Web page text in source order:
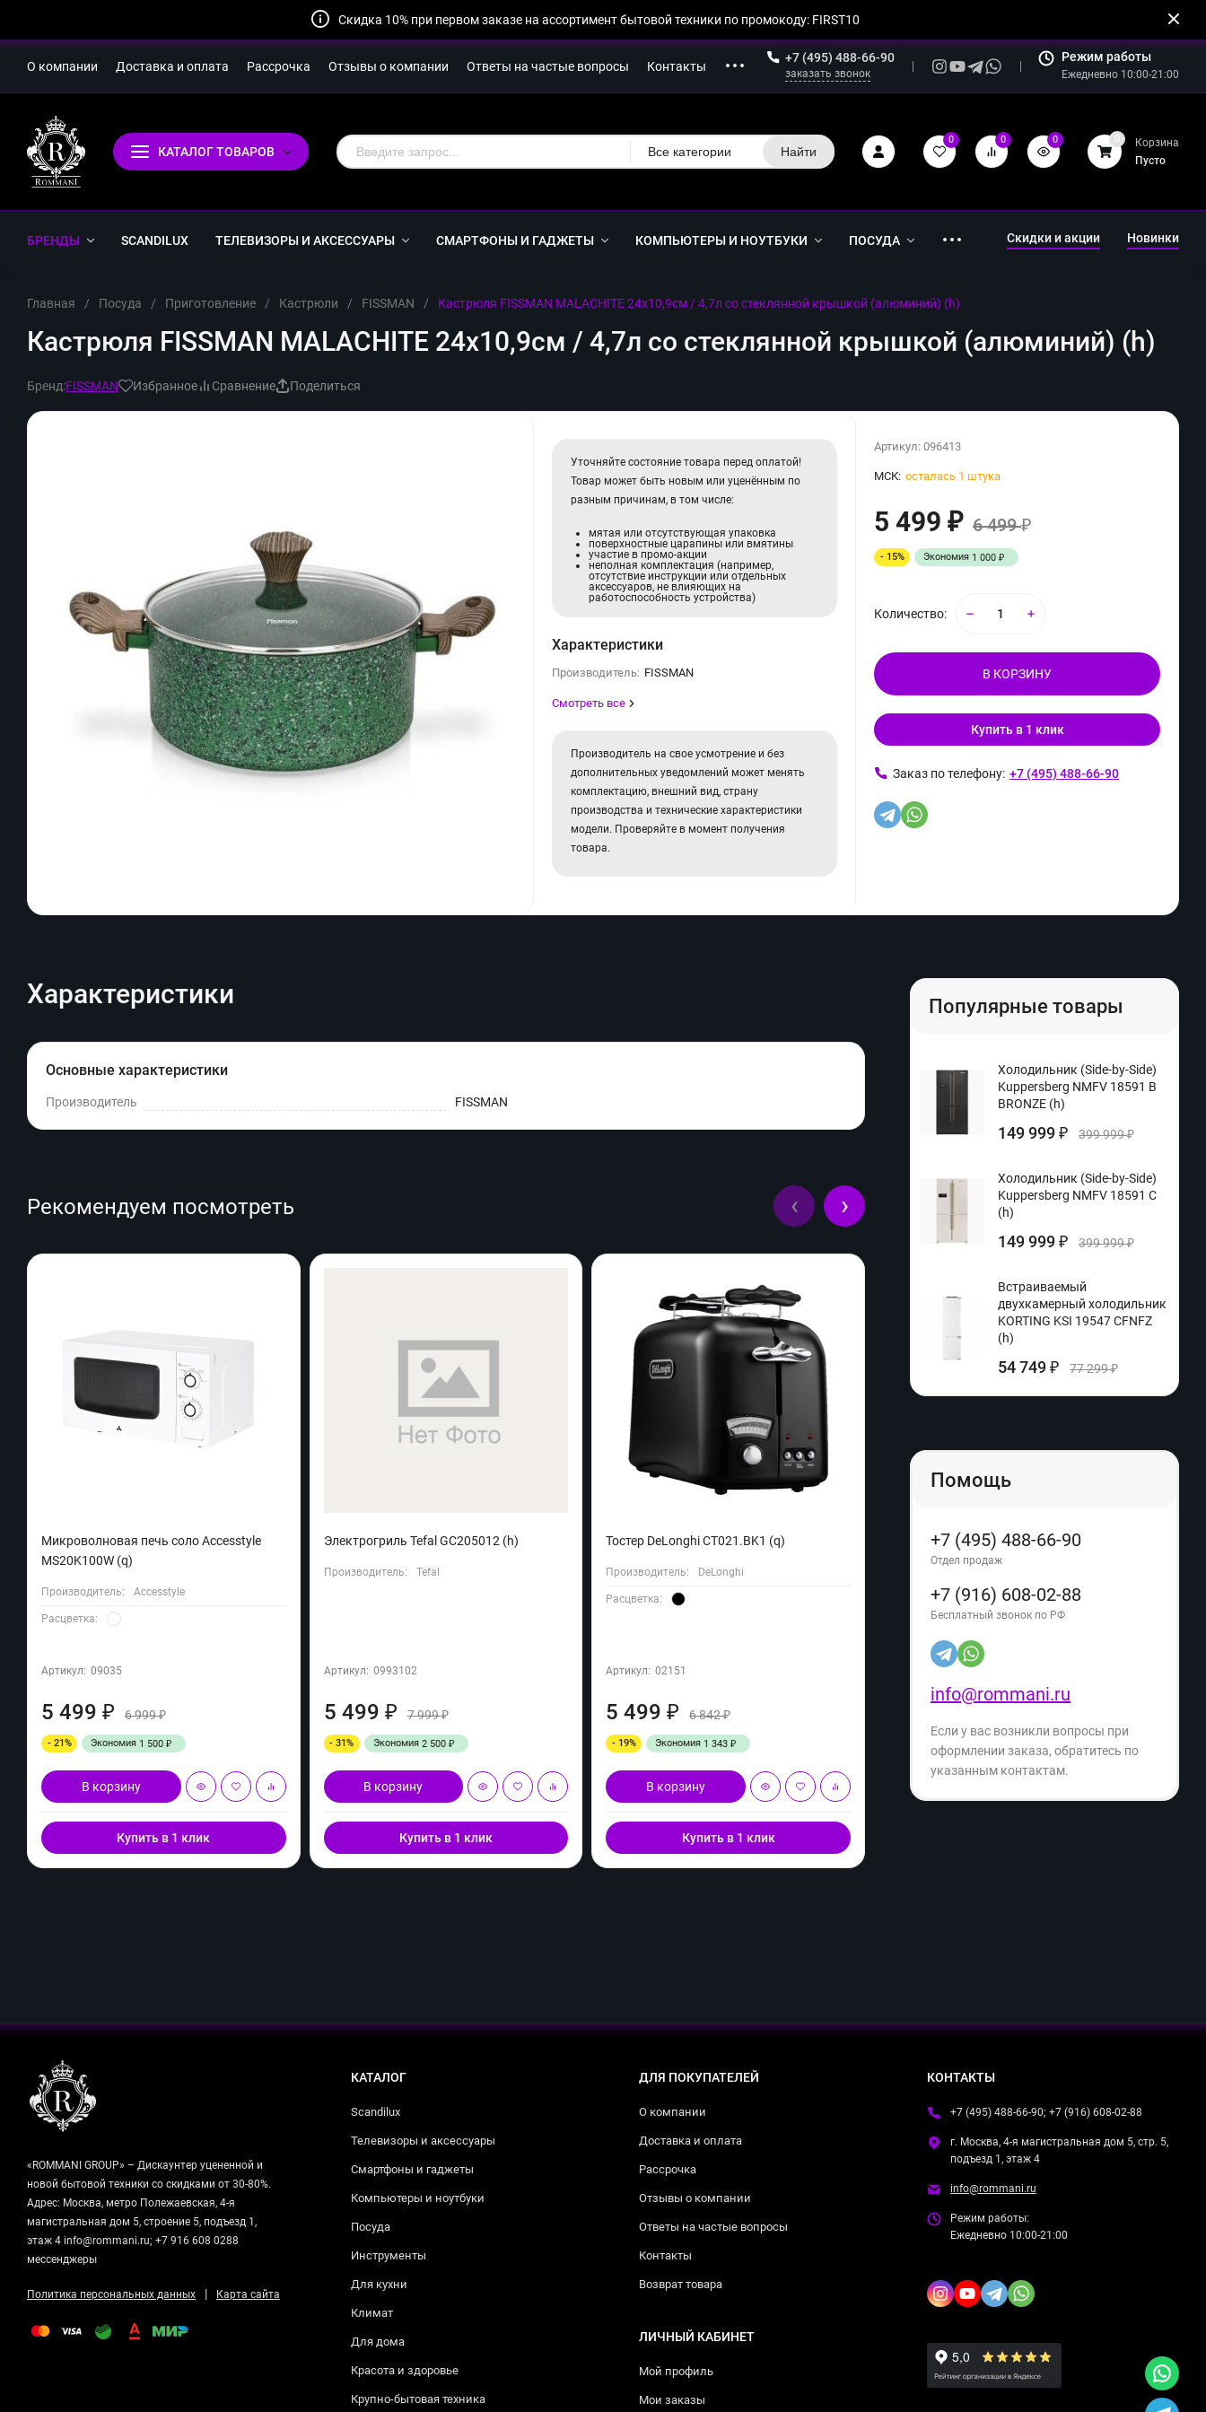
Скидка 10% при первом заказе на ассортимент бытовой техники по промокоду: FIRST10
О компании Доставка и оплата Рассрочка Отзывы о компании Ответы на частые вопросы Контакты
+7 (495) 488-66-90
заказать звонок
Режим работы
Ежедневно 10:00-21:00
КАТАЛОГ ТОВАРОВ Все категории Найти
0 0 0 0
Корзина
Пусто
БРЕНДЫ SCANDILUX ТЕЛЕВИЗОРЫ И АКСЕССУАРЫ СМАРТФОНЫ И ГАДЖЕТЫ КОМПЬЮТЕРЫ И НОУТБУКИ ПОСУДА Скидки и акции Новинки
Главная / Посуда / Приготовление / Кастрюли / FISSMAN / Кастрюля FISSMAN MALACHITE 24x10,9см / 4,7л со стеклянной крышкой (алюминий) (h)
Кастрюля FISSMAN MALACHITE 24x10,9см / 4,7л со стеклянной крышкой (алюминий) (h)
Бренд:FISSMAN Избранное Сравнение Поделиться
Уточняйте состояние товара перед оплатой!
Товар может быть новым или уценённым по
разным причинам, в том числе:
мятая или отсутствующая упаковка
поверхностные царапины или вмятины
участие в промо-акции
неполная комплектация (например,
отсутствие инструкции или отдельных
аксессуаров, не влияющих на
работоспособность устройства)
Характеристики
Производитель: FISSMAN
Смотреть все
Производитель на свое усмотрение и без
дополнительных уведомлений может менять
комплектацию, внешний вид, страну
производства и технические характеристики
модели. Проверяйте в момент получения
товара.
Артикул:096413
МСК: осталась 1 штука
5 499₽ 6 499₽
- 15% Экономия 1 000₽
Количество:
В КОРЗИНУ
Купить в 1 клик
Заказ по телефону: +7 (495) 488-66-90
Характеристики
Основные характеристики
Производитель FISSMAN
Рекомендуем посмотреть
Микроволновая печь соло Accesstyle
MS20K100W (q)
Производитель: Accesstyle
Расцветка:
Артикул: 09035
5 499 ₽ 6 999₽
- 21% Экономия 1 500 ₽
В корзину
Купить в 1 клик
Электрогриль Tefal GC205012 (h)
Производитель: Tefal
Артикул: 0993102
5 499 ₽ 7 999₽
- 31% Экономия 2 500 ₽
В корзину
Купить в 1 клик
Тостер DeLonghi CT021.BK1 (q)
Производитель: DeLonghi
Расцветка:
Артикул: 02151
5 499₽ 6 842₽
- 19% Экономия 1 343₽
В корзину
Купить в 1 клик
Термопот Brayer BR1093WH (q)
Расцветка:
00836
5 499
Экономия
‹ ›
Популярные товары
Холодильник (Side-by-Side)
Kuppersberg NMFV 18591 B
BRONZE (h)
149 999₽ 399 999₽
Холодильник (Side-by-Side)
Kuppersberg NMFV 18591 C
(h)
149 999₽ 399 999₽
Встраиваемый
двухкамерный холодильник
KORTING KSI 19547 CFNFZ
(h)
54 749₽ 77 299₽
Помощь
+7 (495) 488-66-90
Отдел продаж
+7 (916) 608-02-88
Бесплатный звонок по РФ
info@rommani.ru
Если у вас возникли вопросы при
оформлении заказа, обратитесь по
указанным контактам.
«ROMMANI GROUP» – Дискаунтер уцененной и
новой бытовой техники со скидками от 30-80%.
Адрес: Москва, метро Полежаевская, 4-я
магистральная дом 5, строение 5, подъезд 1,
этаж 4 info@rommani.ru; +7 916 608 0288
мессенджеры
Политика персональных данных | Карта сайта
КАТАЛОГ
Scandilux
Телевизоры и аксессуары
Смартфоны и гаджеты
Компьютеры и ноутбуки
Посуда
Инструменты
Для кухни
Климат
Для дома
Красота и здоровье
Крупно-бытовая техника
ДЛЯ ПОКУПАТЕЛЕЙ
О компании
Доставка и оплата
Рассрочка
Отзывы о компании
Ответы на частые вопросы
Контакты
Возврат товара
ЛИЧНЫЙ КАБИНЕТ
Мой профиль
Мои заказы
КОНТАКТЫ
+7 (495) 488-66-90; +7 (916) 608-02-88
г. Москва, 4-я магистральная дом 5, стр. 5,
подъезд 1, этаж 4
info@rommani.ru
Режим работы:
Ежедневно 10:00-21:00